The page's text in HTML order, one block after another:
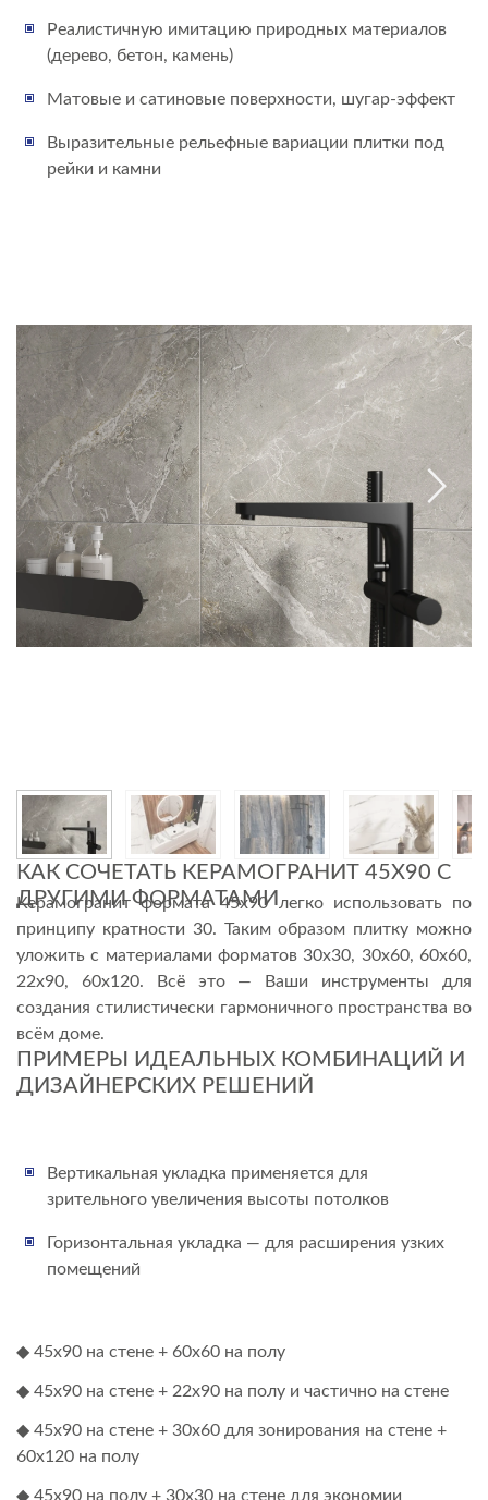
Реалистичную имитацию природных материалов
(дерево, бетон, камень)
Матовые и сатиновые поверхности, шугар-эффект
Выразительные рельефные вариации плитки под
рейки и камни
КАК СОЧЕТАТЬ КЕРАМОГРАНИТ 45Х90 С
ДРУГИМИ ФОРМАТАМИ
Керамогранит формата 45х90 легко использовать по
принципу кратности 30. Таким образом плитку можно
уложить с материалами форматов 30х30, 30х60, 60х60,
22х90, 60х120. Всё это — Ваши инструменты для
создания стилистически гармоничного пространства во
всём доме.
ПРИМЕРЫ ИДЕАЛЬНЫХ КОМБИНАЦИЙ И
ДИЗАЙНЕРСКИХ РЕШЕНИЙ
Вертикальная укладка применяется для
зрительного увеличения высоты потолков
Горизонтальная укладка — для расширения узких
помещений
◆ 45х90 на стене + 60х60 на полу
◆ 45х90 на стене + 22х90 на полу и частично на стене
◆ 45х90 на стене + 30х60 для зонирования на стене +
60х120 на полу
◆ 45х90 на полу + 30х30 на стене для экономии